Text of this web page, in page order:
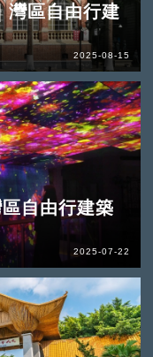
灣區自由行建
2025-08-15
自由行建築
2025-07-22